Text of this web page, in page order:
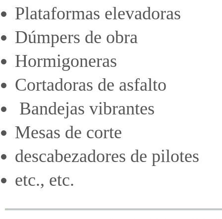
Plataformas elevadoras
Dúmpers de obra
Hormigoneras
Cortadoras de asfalto
Bandejas vibrantes
Mesas de corte
descabezadores de pilotes
etc., etc.